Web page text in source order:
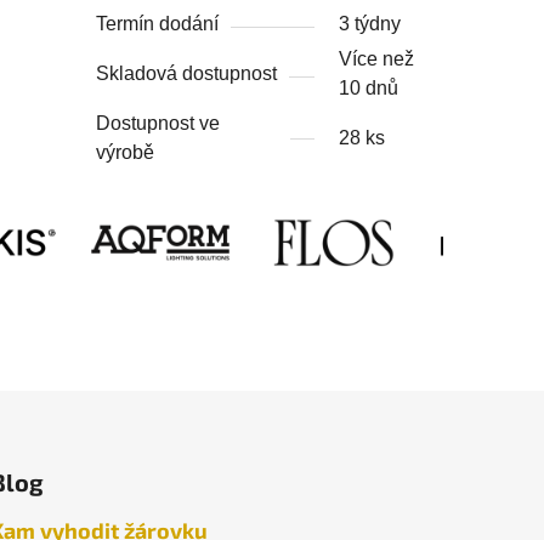
Termín dodání 3 týdny
Skladová dostupnost
Více než
10 dnů
Dostupnost ve
výrobě
28 ks
vyhodit žárovku